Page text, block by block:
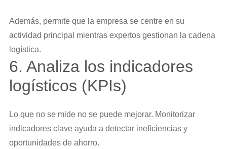
Además, permite que la empresa se centre en su
actividad principal mientras expertos gestionan la cadena
logística.
6. Analiza los indicadores
logísticos (KPIs)
Lo que no se mide no se puede mejorar. Monitorizar
indicadores clave ayuda a detectar ineficiencias y
oportunidades de ahorro.